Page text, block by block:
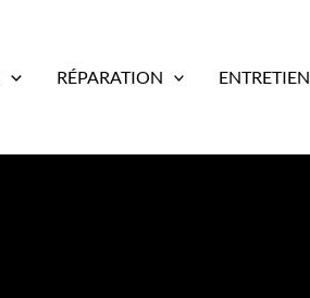
RÉPARATION ENTRETIEN